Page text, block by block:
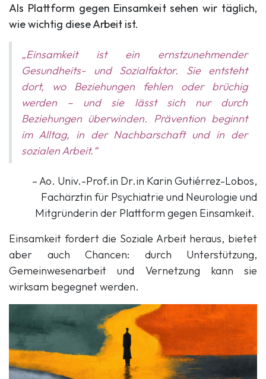
Als Plattform gegen Einsamkeit sehen wir täglich,
wie wichtig diese Arbeit ist.
„Einsamkeit ist ein ernstzunehmender
Gesundheits- und Sozialfaktor. Sie entsteht
dort, wo Beziehungen fehlen oder brüchig
werden – und sie lässt sich nur durch
Beziehungen überwinden. Prävention beginnt
im Alltag, in der Nachbarschaft und in der
sozialen Arbeit.“
– Ao. Univ.-Prof.in Dr.in Karin Gutiérrez-Lobos,
Fachärztin für Psychiatrie und Neurologie und
Mitgründerin der Plattform gegen Einsamkeit.
Einsamkeit fordert die Soziale Arbeit heraus, bietet
aber auch Chancen: durch Unterstützung,
Gemeinwesenarbeit und Vernetzung kann sie
wirksam begegnet werden.